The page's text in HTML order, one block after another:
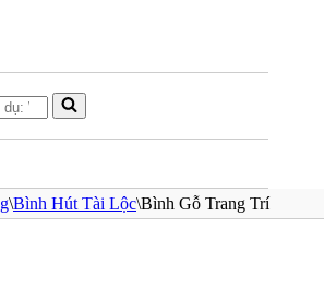
\Bình Hút Tài Lộc\Bình Gỗ Trang Trí